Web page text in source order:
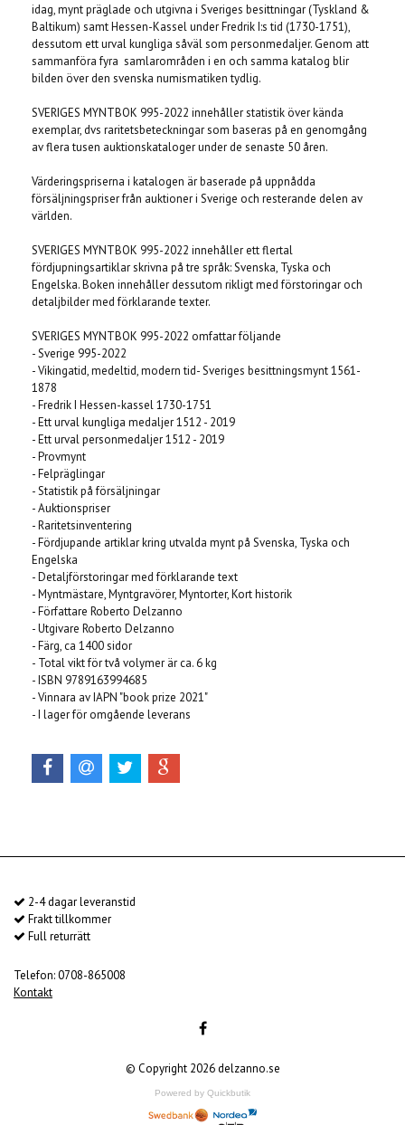
idag, mynt präglade och utgivna i Sveriges besittningar (Tyskland &
Baltikum) samt Hessen-Kassel under Fredrik I:s tid (1730-1751),
dessutom ett urval kungliga såväl som personmedaljer. Genom att
sammanföra fyra samlarområden i en och samma katalog blir
bilden över den svenska numismatiken tydlig.
SVERIGES MYNTBOK 995-2022 innehåller statistik över kända
exemplar, dvs raritetsbeteckningar som baseras på en genomgång
av flera tusen auktionskataloger under de senaste 50 åren.
Värderingspriserna i katalogen är baserade på uppnådda
försäljningspriser från auktioner i Sverige och resterande delen av
världen.
SVERIGES MYNTBOK 995-2022 innehåller ett flertal
fördjupningsartiklar skrivna på tre språk: Svenska, Tyska och
Engelska. Boken innehåller dessutom rikligt med förstoringar och
detaljbilder med förklarande texter.
SVERIGES MYNTBOK 995-2022 omfattar följande
- Sverige 995-2022
- Vikingatid, medeltid, modern tid- Sveriges besittningsmynt 1561-
1878
- Fredrik I Hessen-kassel 1730-1751
- Ett urval kungliga medaljer 1512 - 2019
- Ett urval personmedaljer 1512 - 2019
- Provmynt
- Felpräglingar
- Statistik på försäljningar
- Auktionspriser
- Raritetsinventering
- Fördjupande artiklar kring utvalda mynt på Svenska, Tyska och
Engelska
- Detaljförstoringar med förklarande text
- Myntmästare, Myntgravörer, Myntorter, Kort historik
- Författare Roberto Delzanno
- Utgivare Roberto Delzanno
- Färg, ca 1400 sidor
- Total vikt för två volymer är ca. 6 kg
- ISBN 9789163994685
- Vinnara av IAPN "book prize 2021"
- I lager för omgående leverans
2-4 dagar leveranstid
Frakt tillkommer
Full returrätt
Telefon: 0708-865008
Kontakt
© Copyright 2026 delzanno.se
Powered by Quickbutik